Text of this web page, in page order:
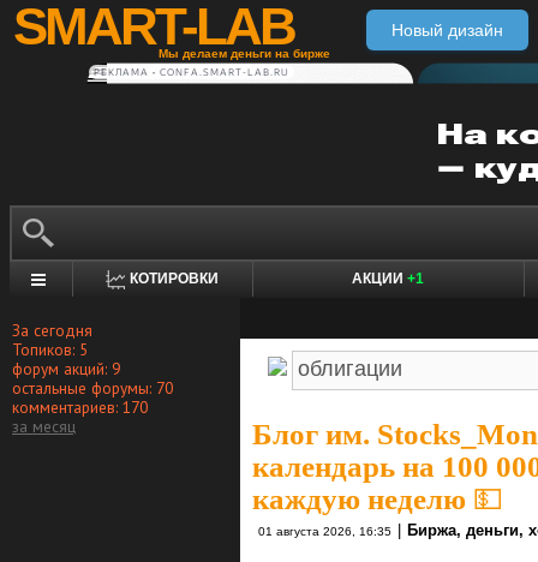
SMART-LAB
Мы делаем деньги на бирже
Новый дизайн
РЕКЛАМА • CONFA.SMART-LAB.RU
КОТИРОВКИ АКЦИИ +1
За сегодня
Топиков: 5
форум акций: 9
остальные форумы: 70
комментариев: 170
за месяц
Блог им.
календарь на 100
каждую неделю 💵
01 августа 2026, 16:35 Биржа, деньги,